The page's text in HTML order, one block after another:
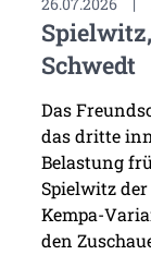
Schwedt
Das
das dritte
Belastung
Spielwitz
Kempa-
den